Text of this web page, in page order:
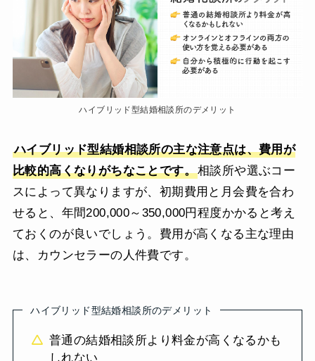
ハイブリッド型結婚相談所のデメリット
ハイブリッド型結婚相談所の主な注意点は、費用が
比較的高くなりがちなことです。相談所や選ぶコー
スによって異なりますが、初期費用と月会費を合わ
せると、年間200,000～350,000円程度かかると考え
ておくのが良いでしょう。費用が高くなる主な理由
は、カウンセラーの人件費です。
ハイブリッド型結婚相談所のデメリット
普通の結婚相談所より料金が高くなるかも
しれない